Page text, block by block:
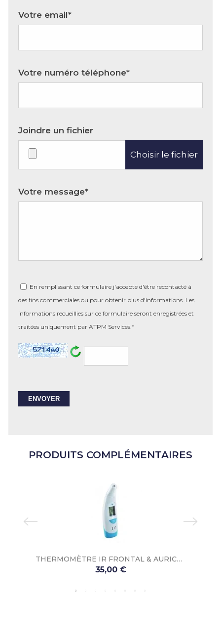
Votre email*
Votre numéro téléphone*
Joindre un fichier
Choisir le fichier
Votre message*
En remplissant ce formulaire j'accepte d'être recontacté à
des fins commerciales ou pour obtenir plus d'informations. Les
informations recueillies sur ce formulaire seront enregistrées et
traitées uniquement par ATPM Services.*
PRODUITS COMPLÉMENTAIRES
THERMOMÈTRE IR FRONTAL & AURICULAIRE TEMPO DUO BLEU
35,00 €